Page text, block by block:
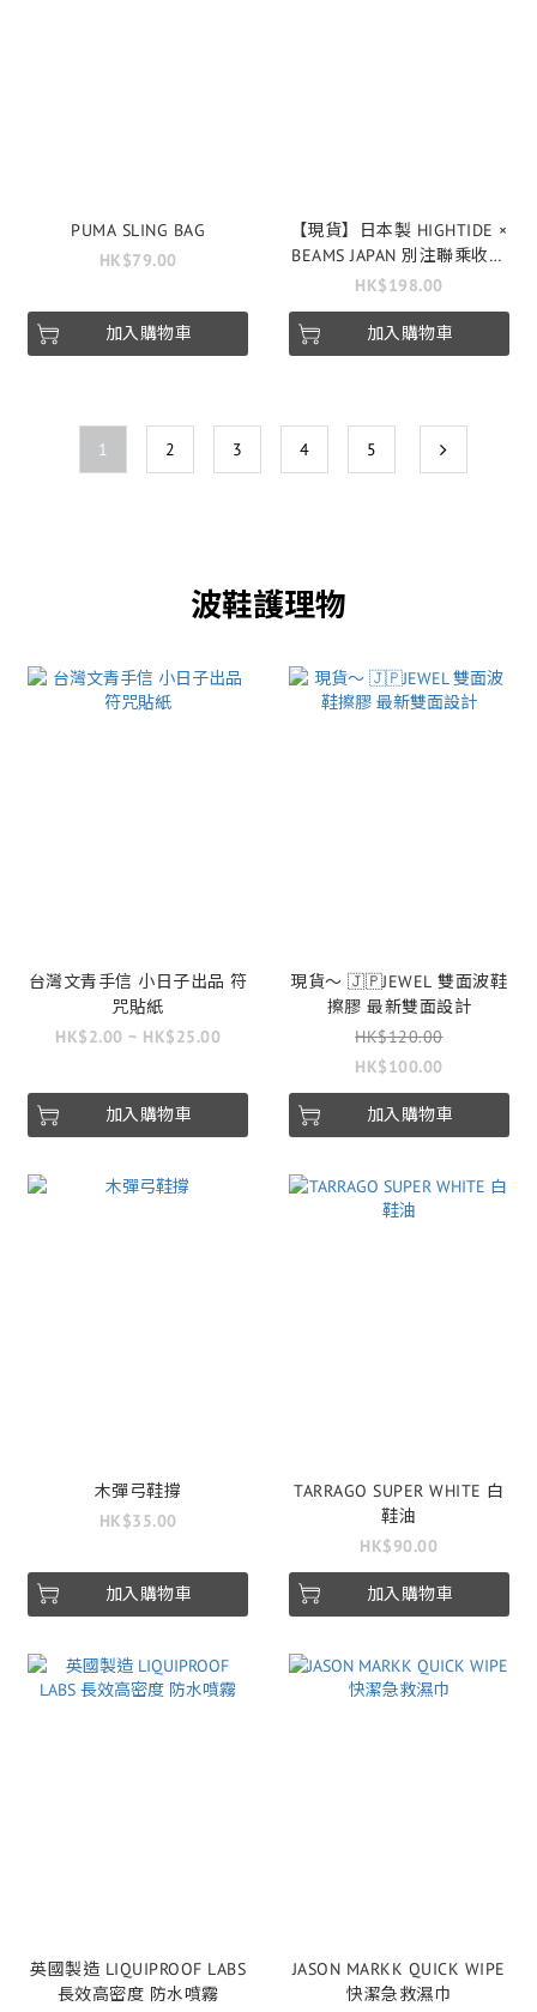
PUMA SLING BAG
HK$79.00
加入購物車
【現貨】日本製 HIGHTIDE ×
BEAMS JAPAN 別注聯乘收納
袋
HK$198.00
加入購物車
1 2 3 4 5
波鞋護理物
台灣文青手信 小日子出品 符
咒貼紙
HK$2.00 ~ HK$25.00
加入購物車
現貨～ 🇯🇵JEWEL 雙面波鞋
擦膠 最新雙面設計
HK$120.00
HK$100.00
加入購物車
木彈弓鞋撐
HK$35.00
加入購物車
TARRAGO SUPER WHITE 白
鞋油
HK$90.00
加入購物車
英國製造 LIQUIPROOF LABS
長效高密度 防水噴霧
JASON MARKK QUICK WIPE
快潔急救濕巾